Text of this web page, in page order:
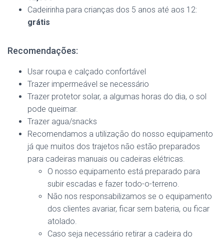
Cadeirinha para crianças dos 5 anos até aos 12:
grátis
Recomendações:
Usar roupa e calçado confortável
Trazer impermeável se necessário
Trazer protetor solar, a algumas horas do dia, o sol
pode queimar.
Trazer agua/snacks
Recomendamos a utilização do nosso equipamento
já que muitos dos trajetos não estão preparados
para cadeiras manuais ou cadeiras elétricas.
O nosso equipamento está preparado para
subir escadas e fazer todo-o-terreno.
Não nos responsabilizamos se o equipamento
dos clientes avariar, ficar sem bateria, ou ficar
atolado.
Caso seja necessário retirar a cadeira do